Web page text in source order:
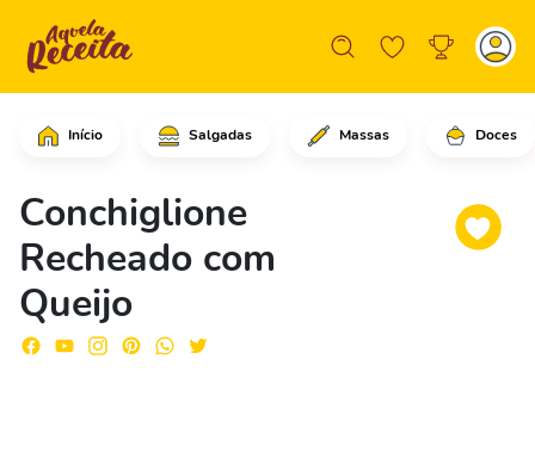
Início Salgadas Massas Doces
Conchiglione
Recheado com
Queijo
Em uma panela com a água